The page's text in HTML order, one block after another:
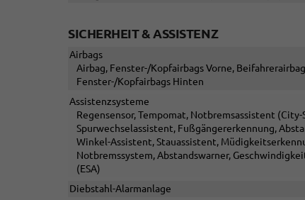
SICHERHEIT & ASSISTENZ
Airbags
Airbag, Fenster-/Kopfairbags Vorne,
Fenster-/Kopfairbags Hinten
Assistenzsysteme
Regensensor, Tempomat, Notbremsassistent
Spurwechselassistent, Fußgängererkennung,
Winkel-Assistent, Stauassistent,
Notbremssystem, Abstandswarner,
(ESA)
Diebstahl-Alarmanlage